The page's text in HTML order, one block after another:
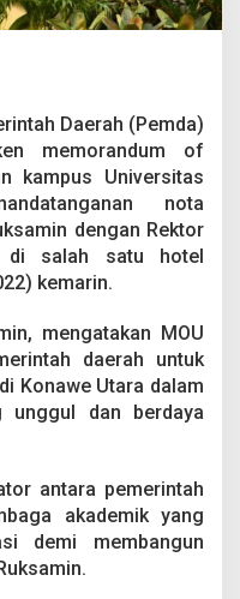
Daerah (Pemda)
memorandum of
kampus Universitas
nota
dengan Rektor
di salah satu hotel
kemarin.
mengatakan MOU
daerah untuk
Konawe Utara dalam
unggul dan berdaya
antara pemerintah
akademik yang
demi membangun